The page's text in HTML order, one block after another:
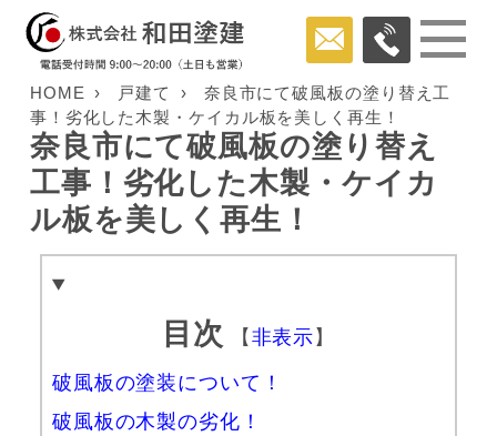
HOME 戸建て
奈良市にて破風板の塗り替え工
事！劣化した木製・ケイカル板を美しく再生！
奈良市にて破風板の塗り替え
工事！劣化した木製・ケイカ
ル板を美しく再生！
目次 【 非表示 】
破風板の塗装について！
破風板の木製の劣化！